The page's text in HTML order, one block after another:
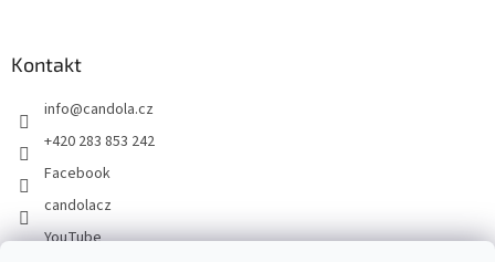
Kontakt
info@candola.cz
+420 283 853 242
Facebook
candolacz
YouTube